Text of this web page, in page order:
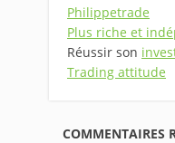
Philippetrade
Plus riche et
Réussir son
Trading attitude
COMMENTAIRES